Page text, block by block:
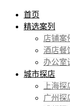
首页
精选案列
店铺案
酒店餐
办公室
城市探店
上海探
广州探